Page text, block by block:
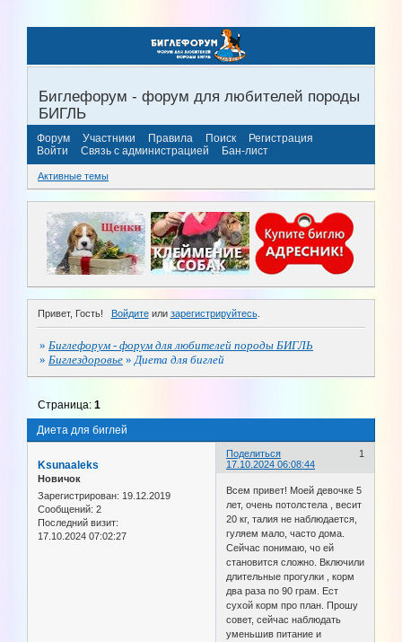
Биглефорум - форум для любителей породы
БИГЛЬ
Форум Участники Правила Поиск
Регистрация
Войти
Связь с администрацией Бан-лист
Активные темы
Привет, Гость! Войдитеили зарегистрируйтесь.
» Биглефорум - форум для любителей породы БИГЛЬ
» Биглездоровье » Диета для биглей
Диета для биглей
Страница:1
Поделиться
1
17.10.2024 06:08:44
Ksunaaleks
Новичок
Зарегистрирован: 19.12.2019
Сообщений: 2
Последний визит:
17.10.2024 07:02:27
Всем привет! Моей девочке 5
лет, очень потолстела , весит
20 кг, талия не наблюдается,
гуляем мало, часто дома.
Сейчас понимаю, чо ей
становится сложно. Включили
длительные прогулки , корм
два раза по 90 грам. Ест
сухой корм про план. Прошу
совет, сейчас наблюдать
уменьшив питание и